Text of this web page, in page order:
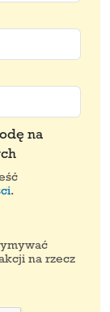
na
.
na rzecz